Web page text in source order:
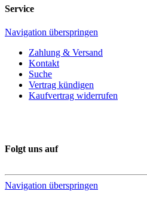
Service
Navigation überspringen
Zahlung & Versand
Kontakt
Suche
Vertrag kündigen
Kaufvertrag widerrufen
Folgt uns auf
Navigation überspringen